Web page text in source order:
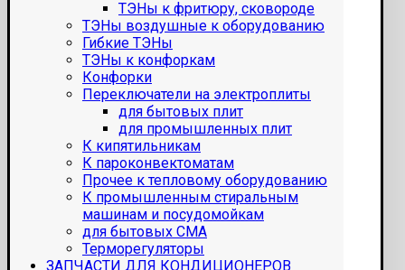
ТЭНы к фритюру, сковороде
ТЭНы воздушные к оборудованию
Гибкие ТЭНы
ТЭНы к конфоркам
Конфорки
Переключатели на электроплиты
для бытовых плит
для промышленных плит
К кипятильникам
К пароконвектоматам
Прочее к тепловому оборудованию
К промышленным стиральным
машинам и посудомойкам
для бытовых СМА
Терморегуляторы
ЗАПЧАСТИ ДЛЯ КОНДИЦИОНЕРОВ